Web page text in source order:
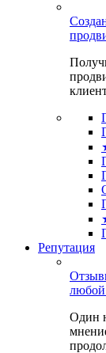
Репутация
любой
Один